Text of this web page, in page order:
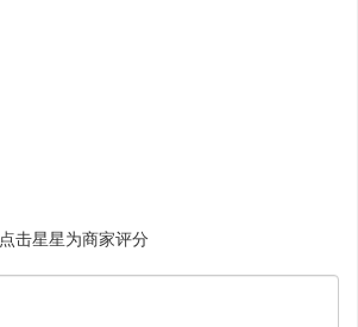
点击星星为商家评分